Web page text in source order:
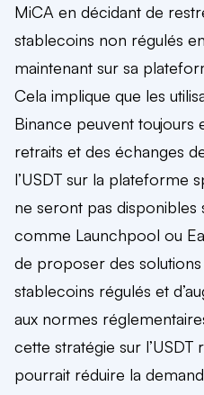
MiCA en décidant de
stablecoins non régulés
maintenant sur sa
Cela implique que les
Binance peuvent toujours
retraits et des échanges
l’USDT sur la plateforme
ne seront pas disponibles
comme Launchpool ou
de proposer des
stablecoins régulés et
aux normes
cette stratégie sur l’USDT
pourrait réduire la